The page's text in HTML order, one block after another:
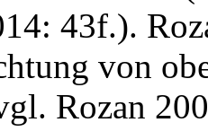
43f.).
von
Rozan